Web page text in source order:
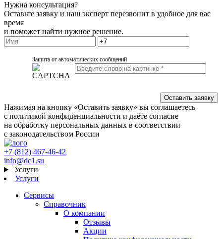
Нужна консультация?
Оставьте заявку и наш эксперт перезвонит в удобное для вас
время
и поможет найти нужное решение.
Защита от автоматических сообщений
Нажимая на кнопку «Оставить заявку» вы соглашаетесь
с политикой конфиденциальности и даёте согласие
на обработку персональных данных в соответствии
с законодательством России
+7 (812) 467-46-42
info@dc1.su
Услуги
Услуги
Сервисы
Справочник
О компании
Отзывы
Акции